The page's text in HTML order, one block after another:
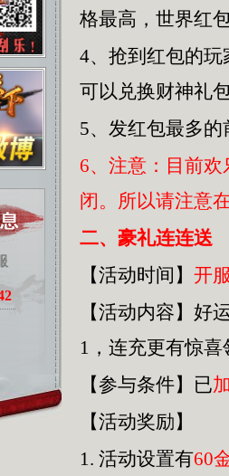
格最高，世界红
4、抢到红包的
可以兑换财神礼
5、发红包最多
6、注意：目前
闭。所以请注意
二、豪礼连连送
【活动时间】 开
【活动内容】好
1，连充更有惊
【参与条件】已
【活动奖励】
1. 活动设置有60